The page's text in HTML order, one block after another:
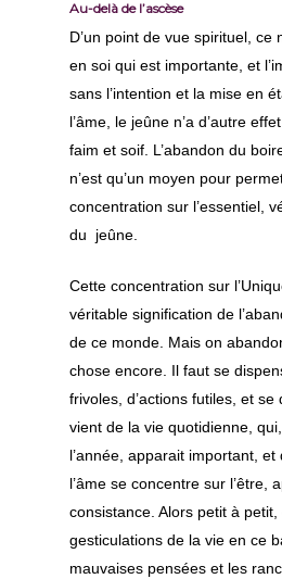
Au-delà de l’ascèse
D’un point de vue spirituel, ce
en soi qui est importante, et
sans l’intention et la mise en
l’âme, le jeûne n’a d’autre
faim et soif. L’abandon du
n’est qu’un moyen pour
concentration sur l’essentiel,
du jeûne.
Cette concentration sur
véritable signification de
de ce monde. Mais on
chose encore. Il faut se
frivoles, d’actions futiles, et
vient de la vie quotidienne,
l’année, apparait important,
l’âme se concentre sur l’être,
consistance. Alors petit à
gesticulations de la vie en ce
mauvaises pensées et les